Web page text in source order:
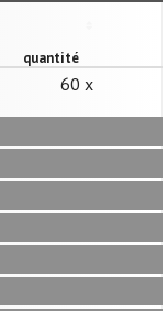
quantité
60 x